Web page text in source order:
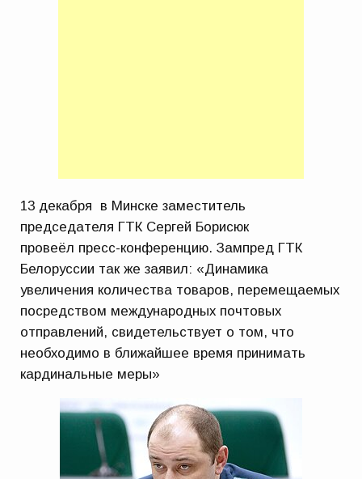
13 декабря в Минске заместитель
председателя ГТК Сергей Борисюк
провеёл пресс-конференцию. Зампред ГТК
Белоруссии так же заявил: «Динамика
увеличения количества товаров, перемещаемых
посредством международных почтовых
отправлений, свидетельствует о том, что
необходимо в ближайшее время принимать
кардинальные меры»